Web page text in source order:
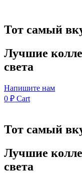
Тот самый
Лучшие
света
Напишите нам
0 ₽ Cart
Тот самый
Лучшие
света